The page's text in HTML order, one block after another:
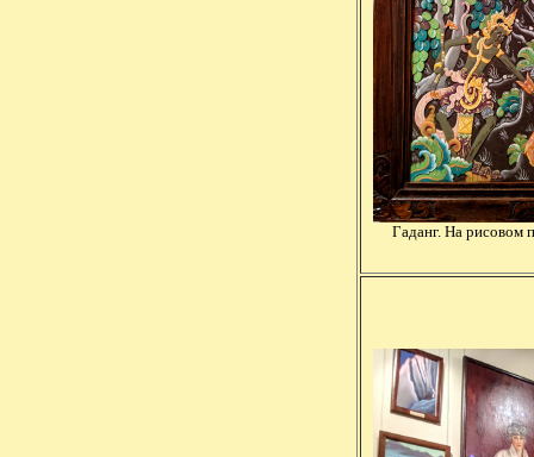
Гаданг. На рисовом